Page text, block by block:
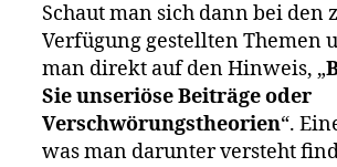
Schaut man sich dann bei den
Verfügung gestellten Themen
man direkt auf den Hinweis, „
Sie unseriöse Beiträge oder
Verschwörungstheorien“.
was man darunter versteht